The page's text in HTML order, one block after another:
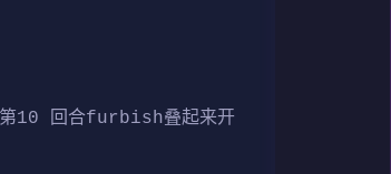
第10 回合furbish叠起来开